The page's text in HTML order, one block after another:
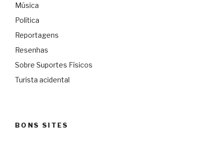
Música
Política
Reportagens
Resenhas
Sobre Suportes Físicos
Turista acidental
BONS SITES